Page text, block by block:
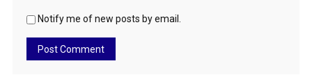
Notify me of new posts by email.